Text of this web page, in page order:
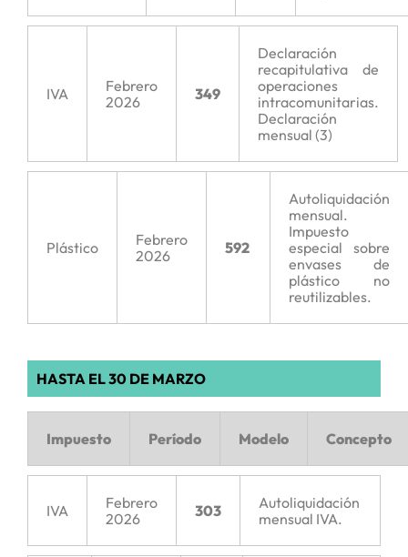
IVA
Febrero
2026
349
Declaración
recapitulativa de
operaciones
intracomunitarias.
Declaración
mensual (3)
Plástico
Febrero
2026
592
Autoliquidación
mensual.
Impuesto
especial sobre
envases de
plástico no
reutilizables.
HASTA EL 30 DE MARZO
Impuesto Período Modelo Concepto
IVA
Febrero
2026
303
Autoliquidación
mensual IVA.